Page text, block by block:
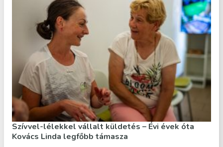
Szívvel-lélekkel vállalt küldetés – Évi évek óta
Kovács Linda legfőbb támasza